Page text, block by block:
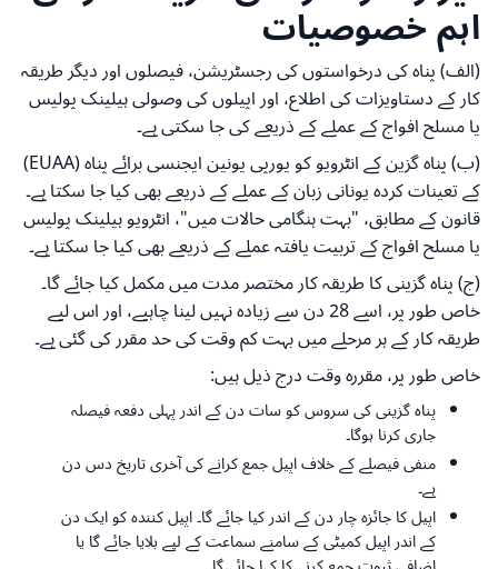
اہم خصوصیات
(الف) پناہ کی درخواستوں کی رجسٹریشن، فیصلوں اور دیگر طریقہ
کار کے دستاویزات کی اطلاع، اور اپیلوں کی وصولی ہیلینک پولیس
یا مسلح افواج کے عملے کے ذریعے کی جا سکتی ہے۔
(ب) پناہ گزین کے انٹرویو کو یورپی یونین ایجنسی برائے پناہ (EUAA)
کے تعینات کردہ یونانی زبان کے عملے کے ذریعے بھی کیا جا سکتا ہے۔
قانون کے مطابق، "بہت ہنگامی حالات میں"، انٹرویو ہیلینک پولیس
یا مسلح افواج کے تربیت یافتہ عملے کے ذریعے بھی کیا جا سکتا ہے۔
(ج) پناہ گزینی کا طریقہ کار مختصر مدت میں مکمل کیا جائے گا۔
خاص طور پر، اسے 28 دن سے زیادہ نہیں لینا چاہیے، اور اس لیے
طریقہ کار کے ہر مرحلے میں بہت کم وقت کی حد مقرر کی گئی ہے۔
خاص طور پر، مقررہ وقت درج ذیل ہیں:
پناہ گزینی کی سروس کو سات دن کے اندر پہلی دفعہ فیصلہ
جاری کرنا ہوگا۔
منفی فیصلے کے خلاف اپیل جمع کرانے کی آخری تاریخ دس دن
ہے۔
اپیل کا جائزہ چار دن کے اندر کیا جائے گا۔ اپیل کنندہ کو ایک دن
کے اندر اپیل کمیٹی کے سامنے سماعت کے لیے بلایا جائے گا یا